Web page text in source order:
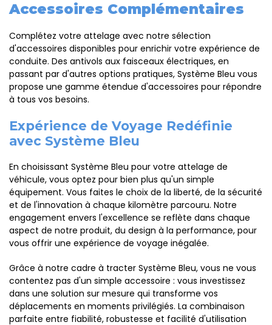
Accessoires Complémentaires
Complétez votre attelage avec notre sélection
d'accessoires disponibles pour enrichir votre expérience de
conduite. Des antivols aux faisceaux électriques, en
passant par d'autres options pratiques, Système Bleu vous
propose une gamme étendue d'accessoires pour répondre
à tous vos besoins.
Expérience de Voyage Redéfinie
avec Système Bleu
En choisissant Système Bleu pour votre attelage de
véhicule, vous optez pour bien plus qu'un simple
équipement. Vous faites le choix de la liberté, de la sécurité
et de l'innovation à chaque kilomètre parcouru. Notre
engagement envers l'excellence se reflète dans chaque
aspect de notre produit, du design à la performance, pour
vous offrir une expérience de voyage inégalée.
Grâce à notre cadre à tracter Système Bleu, vous ne vous
contentez pas d'un simple accessoire : vous investissez
dans une solution sur mesure qui transforme vos
déplacements en moments privilégiés. La combinaison
parfaite entre fiabilité, robustesse et facilité d'utilisation